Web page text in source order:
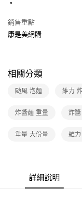
悠遊付
Google Pay
宅配-下單後3-5個工作
每筆NT$100，滿
銷售重點
康是美網購
相關分類
颱風 泡麵 維力
炸醬麵 重量 炸
重量 大份量 維
詳細說明